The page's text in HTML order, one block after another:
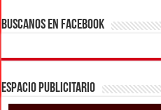
BUSCANOS EN FACEBOOK
ESPACIO PUBLICITARIO